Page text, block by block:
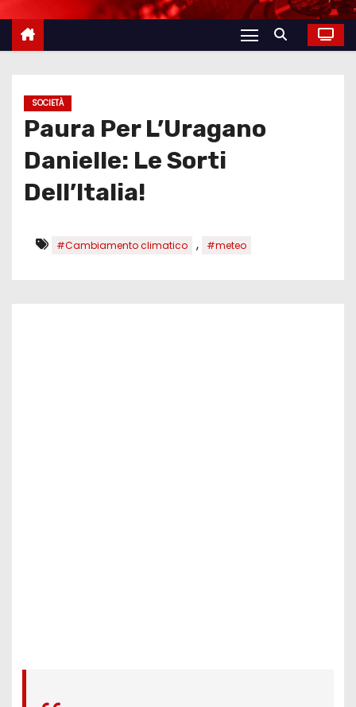
SOCIETÀ
Paura Per L’Uragano
Danielle: Le Sorti
Dell’Italia!
#Cambiamento climatico , #meteo